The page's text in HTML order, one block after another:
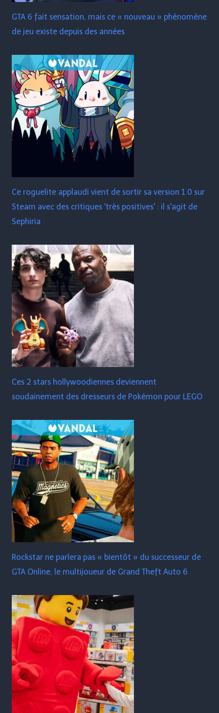
GTA 6 fait sensation, mais ce « nouveau » phénomène
de jeu existe depuis des années
Ce roguelite applaudi vient de sortir sa version 1.0 sur
Steam avec des critiques 'très positives' : il s'agit de
Sephiria
Ces 2 stars hollywoodiennes deviennent
soudainement des dresseurs de Pokémon pour LEGO
Rockstar ne parlera pas « bientôt » du successeur de
GTA Online, le multijoueur de Grand Theft Auto 6